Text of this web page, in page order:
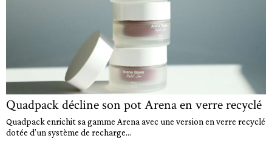
Quadpack décline son pot Arena en verre recyclé
Quadpack enrichit sa gamme Arena avec une version en verre recyclé
dotée d’un système de recharge...